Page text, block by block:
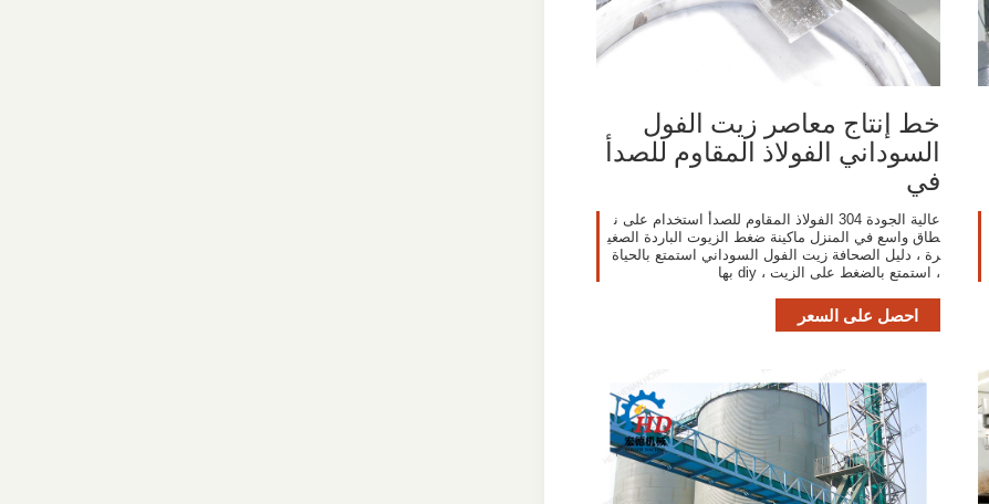
خط إنتاج معاصر زيت الفول
السوداني الفولاذ المقاوم للصدأ
في
عالية الجودة 304 الفولاذ المقاوم للصدأ استخدام على ن
طاق واسع في المنزل ماكينة ضغط الزيوت الباردة الصغي
رة ، دليل الصحافة زيت الفول السوداني استمتع بالحياة
، استمتع بالضغط على الزيت ، diy بها
احصل على السعر